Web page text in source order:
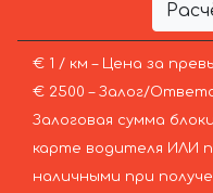
€ 1 / км – Цена за
€ 2500 – Залог/
Залоговая сумма
карте водителя ИЛИ
наличными при